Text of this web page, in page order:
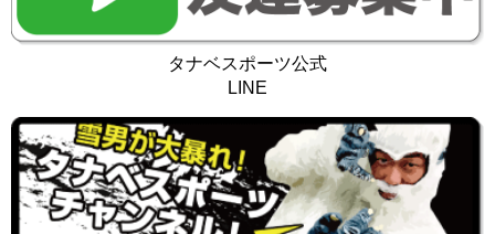
タナベスポーツ公式
LINE